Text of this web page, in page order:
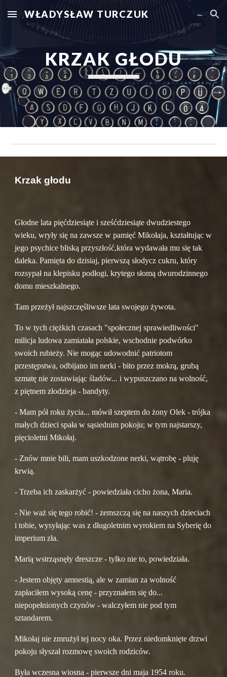
Skip to main content Skip to navigation
WŁADYSŁAW TURCZUK
KRZAK GŁODU
Krzak głodu
Głodne lata pięćdziesiąte i sześćdziesiąte dwudziestego
wieku, wryły się na zawsze w pamięć Mikołaja, kształtując w
jego psychice bliską przyszłość,która wydawała mu się tak
daleka. Pamięta do dzisiaj, pierwszą słodycz cukru, który
rozsypał na klepisku podłogi, krytego słomą dwurodzinnego
domu mieszkalnego.
Tam przeżył najszczęśliwsze lata swojego żywota.
To w tych ciężkich czasach "społecznej sprawiedliwości"
milicja ludowa zamiatała polskie, wschodnie podwórko
swoich rubieży. Nie mogąc udowodnić patriotom
przestępstwa, odbijano im nerki - bito przez mokrą, grubą
szmatę nie zostawiając śladów... i wypuszczano na wolność,
z piętnem złodzieja - bandyty.
- Mam pół roku życia... mówił szeptem do żony Olek - trójka
małych dzieci spała w sąsiednim pokoju; w tym najstarszy,
pięcioletni Mikołaj.
- Znów mnie bili, mam uszkodzone nerki, wątrobę - pluję
krwią.
- Trzeba ich zaskarżyć - powiedziała cicho żona, Maria.
- Nie waż się tego robić! - zemszczą się na naszych dzieciach
i tobie, wysyłając was z długoletnim wyrokiem na Syberię do
imperium zła.
Marią wstrząsnęły dreszcze - tylko nie to, powiedziała.
- Jestem objęty amnestią, ale w zamian za wolność
zapłaciłem wysoką cenę - przyznałem się do...
niepopełnionych czynów - walczyłem nie pod tym
sztandarem.
Mikołaj nie zmrużył tej nocy oka. Przez niedomknięte drzwi
pokoju słyszał rozmowę swoich rodziców.
Była wczesna wiosna - pierwsze dni maja 1954 roku.